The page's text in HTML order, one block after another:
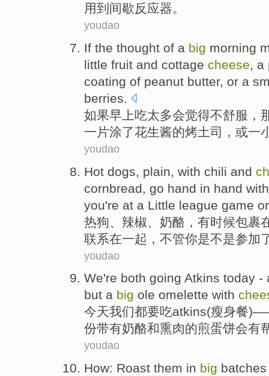
用到 间歇反应器。
youdao
If the thought of a big morning
little fruit and cottage cheese, a
coating of peanut butter, or a
berries.
如果早上吃太多会觉得不舒服 ，
一 片涂了花生酱的烤土司， 或一
youdao
Hot dogs , plain, with chili and
cornbread , go hand in hand
you're at a Little league game
热狗
辣椒 奶酪 ，有时候包裹
联系在一起， 不管你是不是参加
youdao
We're both going Atkins today -
but a big ole omelette with
今天我们都要吃atkins(瘦身餐
份带有奶酪和熏肉的煎蛋饼会有
youdao
How: Roast them in big batches